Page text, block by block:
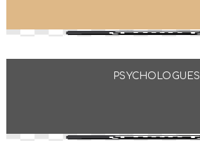
PSYCHOLOGUES